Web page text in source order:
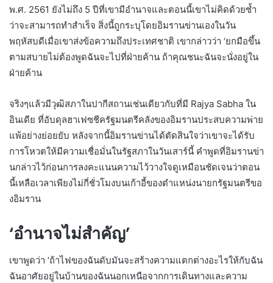
พ.ศ. 2561 ยังไม่ถึง 5 ปีที่เขามีอำนาจและตอนนี้เขาไม่คิดด้วยซ้ำ
ว่าจะสามารถทำสำเร็จ สิ่งนี้ถูกระบุโดยอิมรานข่านเองในวัน
พฤหัสบดีเมื่อเขาส่งข้อความถึงประเทศชาติ เขากล่าวว่า ‘ยกมือขึ้น
ตามสบายไม่ต้องพูดฉันจะไปที่ฝ่ายค้าน ถ้าคุณชนะฉันจะนั่งอยู่ใน
ฝ่ายค้าน
จริงๆแล้วมีวุฒิสภาในปากีสถานเช่นเดียวกับที่มี Rajya Sabha ใน
อินเดีย ที่อับดุลฮาเฟซชีครัฐมนตรีคลังของอิมรานประสบความพ่าย
แพ้อย่างย่อยยับ หลังจากนี้อิมรานข่านได้ตัดสินใจว่าเขาจะได้รับ
การโหวตให้มีความเชื่อมั่นในรัฐสภาในวันเสาร์นี้ คำพูดที่อิมรานข่า
นกล่าวไว้ก่อนการลงคะแนนความไว้วางใจดูเหมือนชัดเจนว่าตอน
นี้เหลือเวลาเพียงไม่กี่ชั่วโมงบนเก้าอี้ของตำแหน่งนายกรัฐมนตรีขอ
งอิมราน
‘อำนาจไม่สำคัญ’
เขาพูดว่า ‘ถ้าไฟของฉันดับมันจะสร้างความแตกต่างอะไรให้กับฉัน
ฉันอาศัยอยู่ในบ้านของฉันนอกเหนือจากการเดินทางและความ